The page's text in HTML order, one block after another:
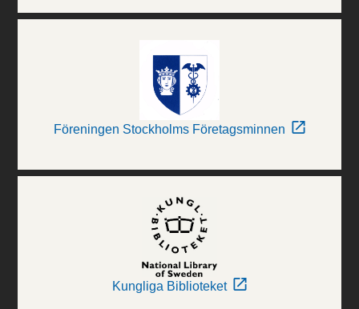
Föreningen Stockholms Företagsminnen
Kungliga Biblioteket